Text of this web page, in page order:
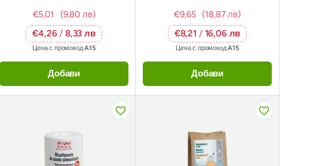
€5,01
(9,80 лв)
€4,26 / 8,33 лв
Цена с промокодA15
Добави
€9,65
(18,87 лв)
€8,21 / 16,06 лв
Цена с промокодA15
Добави